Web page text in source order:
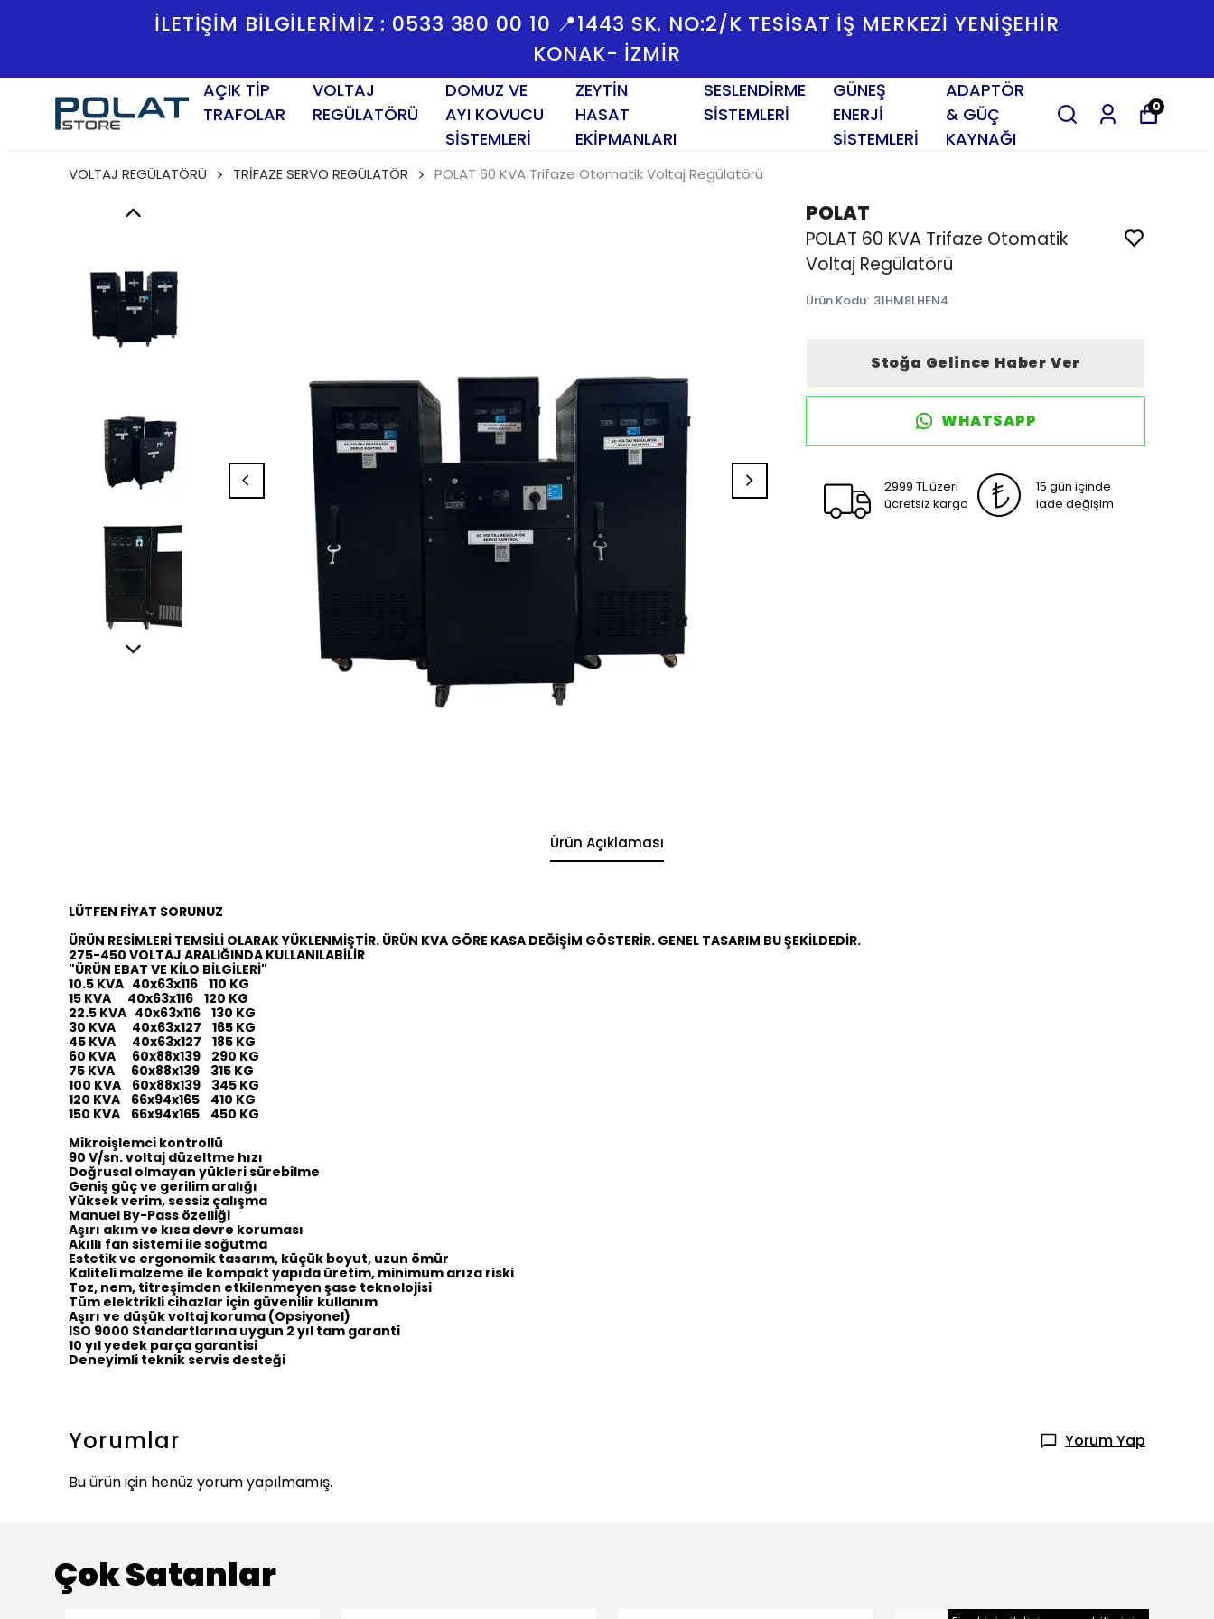
İLETİŞİM BİLGİLERİMİZ : 0533 380 00 10 📍1443 SK. NO:2/K TESISAT İŞ MERKEZI YENIŞEHIR
KONAK- İZMİR
AÇIK TİP
TRAFOLAR
VOLTAJ
REGÜLATÖRÜ
DOMUZ VE
AYI KOVUCU
SİSTEMLERİ
ZEYTİN
HASAT
EKİPMANLARI
SESLENDİRME
SİSTEMLERİ
GÜNEŞ
ENERJİ
SİSTEMLERİ
ADAPTÖR
& GÜÇ
KAYNAĞI
0
VOLTAJ REGÜLATÖRÜ TRİFAZE SERVO REGÜLATÖR POLAT 60 KVA Trifaze Otomatik Voltaj Regülatörü
POLAT
POLAT 60 KVA Trifaze Otomatik
Voltaj Regülatörü
Ürün Kodu: 31HM8LHEN4
Stoğa Gelince Haber Ver
WHATSAPP
2999 TL üzeri
ücretsiz kargo
15 gün içinde
iade değişim
Ürün Açıklaması
LÜTFEN FİYAT SORUNUZ
ÜRÜN RESİMLERİ TEMSİLİ OLARAK YÜKLENMİŞTİR. ÜRÜN KVA GÖRE KASA DEĞİŞİM GÖSTERİR. GENEL TASARIM BU ŞEKİLDEDİR.
275-450 VOLTAJ ARALIĞINDA KULLANILABİLİR
"ÜRÜN EBAT VE KİLO BİLGİLERİ"
10.5 KVA 40x63x116 110 KG
15 KVA 40x63x116 120 KG
22.5 KVA 40x63x116 130 KG
30 KVA 40x63x127 165 KG
45 KVA 40x63x127 185 KG
60 KVA 60x88x139 290 KG
75 KVA 60x88x139 315 KG
100 KVA 60x88x139 345 KG
120 KVA 66x94x165 410 KG
150 KVA 66x94x165 450 KG
Mikroişlemci kontrollü
90 V/sn. voltaj düzeltme hızı
Doğrusal olmayan yükleri sürebilme
Geniş güç ve gerilim aralığı
Yüksek verim, sessiz çalışma
Manuel By-Pass özelliği
Aşırı akım ve kısa devre koruması
Akıllı fan sistemi ile soğutma
Estetik ve ergonomik tasarım, küçük boyut, uzun ömür
Kaliteli malzeme ile kompakt yapıda üretim, minimum arıza riski
Toz, nem, titreşimden etkilenmeyen şase teknolojisi
Tüm elektrikli cihazlar için güvenilir kullanım
Aşırı ve düşük voltaj koruma (Opsiyonel)
ISO 9000 Standartlarına uygun 2 yıl tam garanti
10 yıl yedek parça garantisi
Deneyimli teknik servis desteği
Yorumlar
Yorum Yap
Bu ürün için henüz yorum yapılmamış.
Çok Satanlar